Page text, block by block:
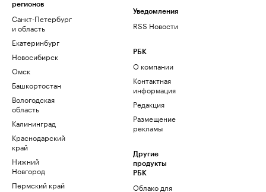
регионов
Санкт-Петербург
и область
Екатеринбург
Новосибирск
Омск
Башкортостан
Вологодская
область
Калининград
Краснодарский
край
Нижний
Новгород
Пермский край
Уведомления
RSS Новости
РБК
О компании
Контактная
информация
Редакция
Размещение
рекламы
Другие
продукты
РБК
Облако для